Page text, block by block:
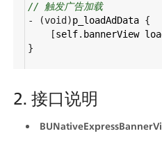
// 触发广告加载
-
(void )p_loadAdData {
[self. bannerView
}
2. 接口说明